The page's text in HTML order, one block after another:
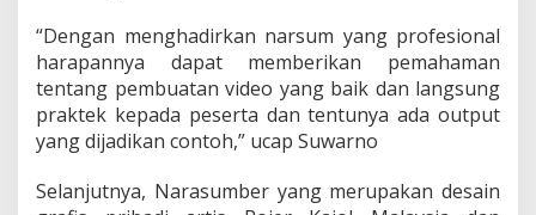
a
h
D
a
u
“Dengan menghadirkan narsum yang profesional
harapannya dapat memberikan pemahaman
tentang pembuatan video yang baik dan langsung
praktek kepada peserta dan tentunya ada output
yang dijadikan contoh,” ucap Suwarno
Selanjutnya, Narasumber yang merupakan desain